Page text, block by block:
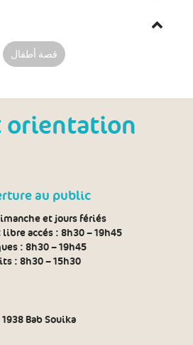
قصة أطفال
orientation
au public
et jours fériés
accés : 8h30 – 19h45
: 8h30 – 19h45
: 8h30 – 15h30
Bab Souika